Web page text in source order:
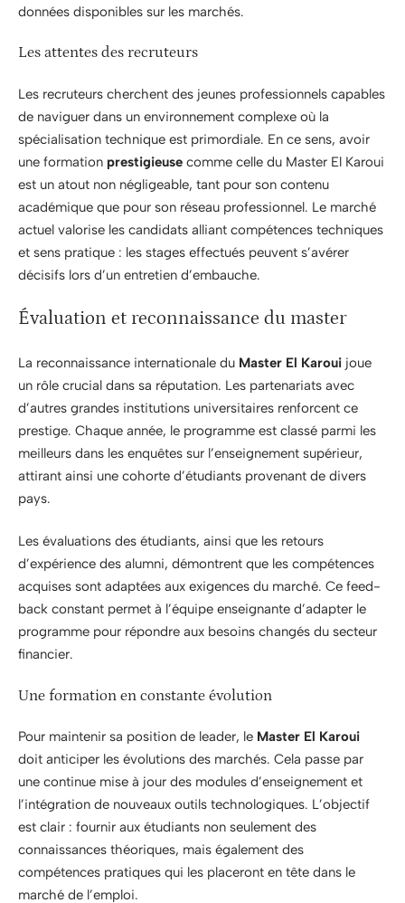
données disponibles sur les marchés.
Les attentes des recruteurs
Les recruteurs cherchent des jeunes professionnels capables
de naviguer dans un environnement complexe où la
spécialisation technique est primordiale. En ce sens, avoir
une formation prestigieuse comme celle du Master El Karoui
est un atout non négligeable, tant pour son contenu
académique que pour son réseau professionnel. Le marché
actuel valorise les candidats alliant compétences techniques
et sens pratique : les stages effectués peuvent s’avérer
décisifs lors d’un entretien d’embauche.
Évaluation et reconnaissance du master
La reconnaissance internationale du Master El Karoui joue
un rôle crucial dans sa réputation. Les partenariats avec
d’autres grandes institutions universitaires renforcent ce
prestige. Chaque année, le programme est classé parmi les
meilleurs dans les enquêtes sur l’enseignement supérieur,
attirant ainsi une cohorte d’étudiants provenant de divers
pays.
Les évaluations des étudiants, ainsi que les retours
d’expérience des alumni, démontrent que les compétences
acquises sont adaptées aux exigences du marché. Ce feed-
back constant permet à l’équipe enseignante d’adapter le
programme pour répondre aux besoins changés du secteur
financier.
Une formation en constante évolution
Pour maintenir sa position de leader, le Master El Karoui
doit anticiper les évolutions des marchés. Cela passe par
une continue mise à jour des modules d’enseignement et
l’intégration de nouveaux outils technologiques. L’objectif
est clair : fournir aux étudiants non seulement des
connaissances théoriques, mais également des
compétences pratiques qui les placeront en tête dans le
marché de l’emploi.